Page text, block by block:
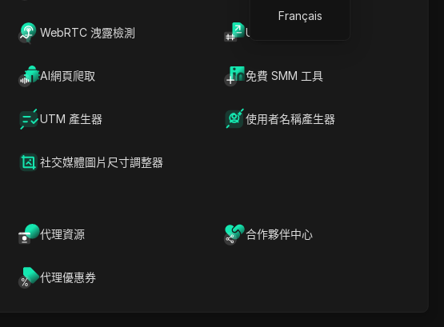
WebRTC 洩露檢測 UUID 產生器
AI網頁爬取 免費 SMM 工具
UTM 產生器 使用者名稱產生器
社交媒體圖片尺寸調整器
代理資源 合作夥伴中心
代理優惠券
Français
06 01
星期四 08/06